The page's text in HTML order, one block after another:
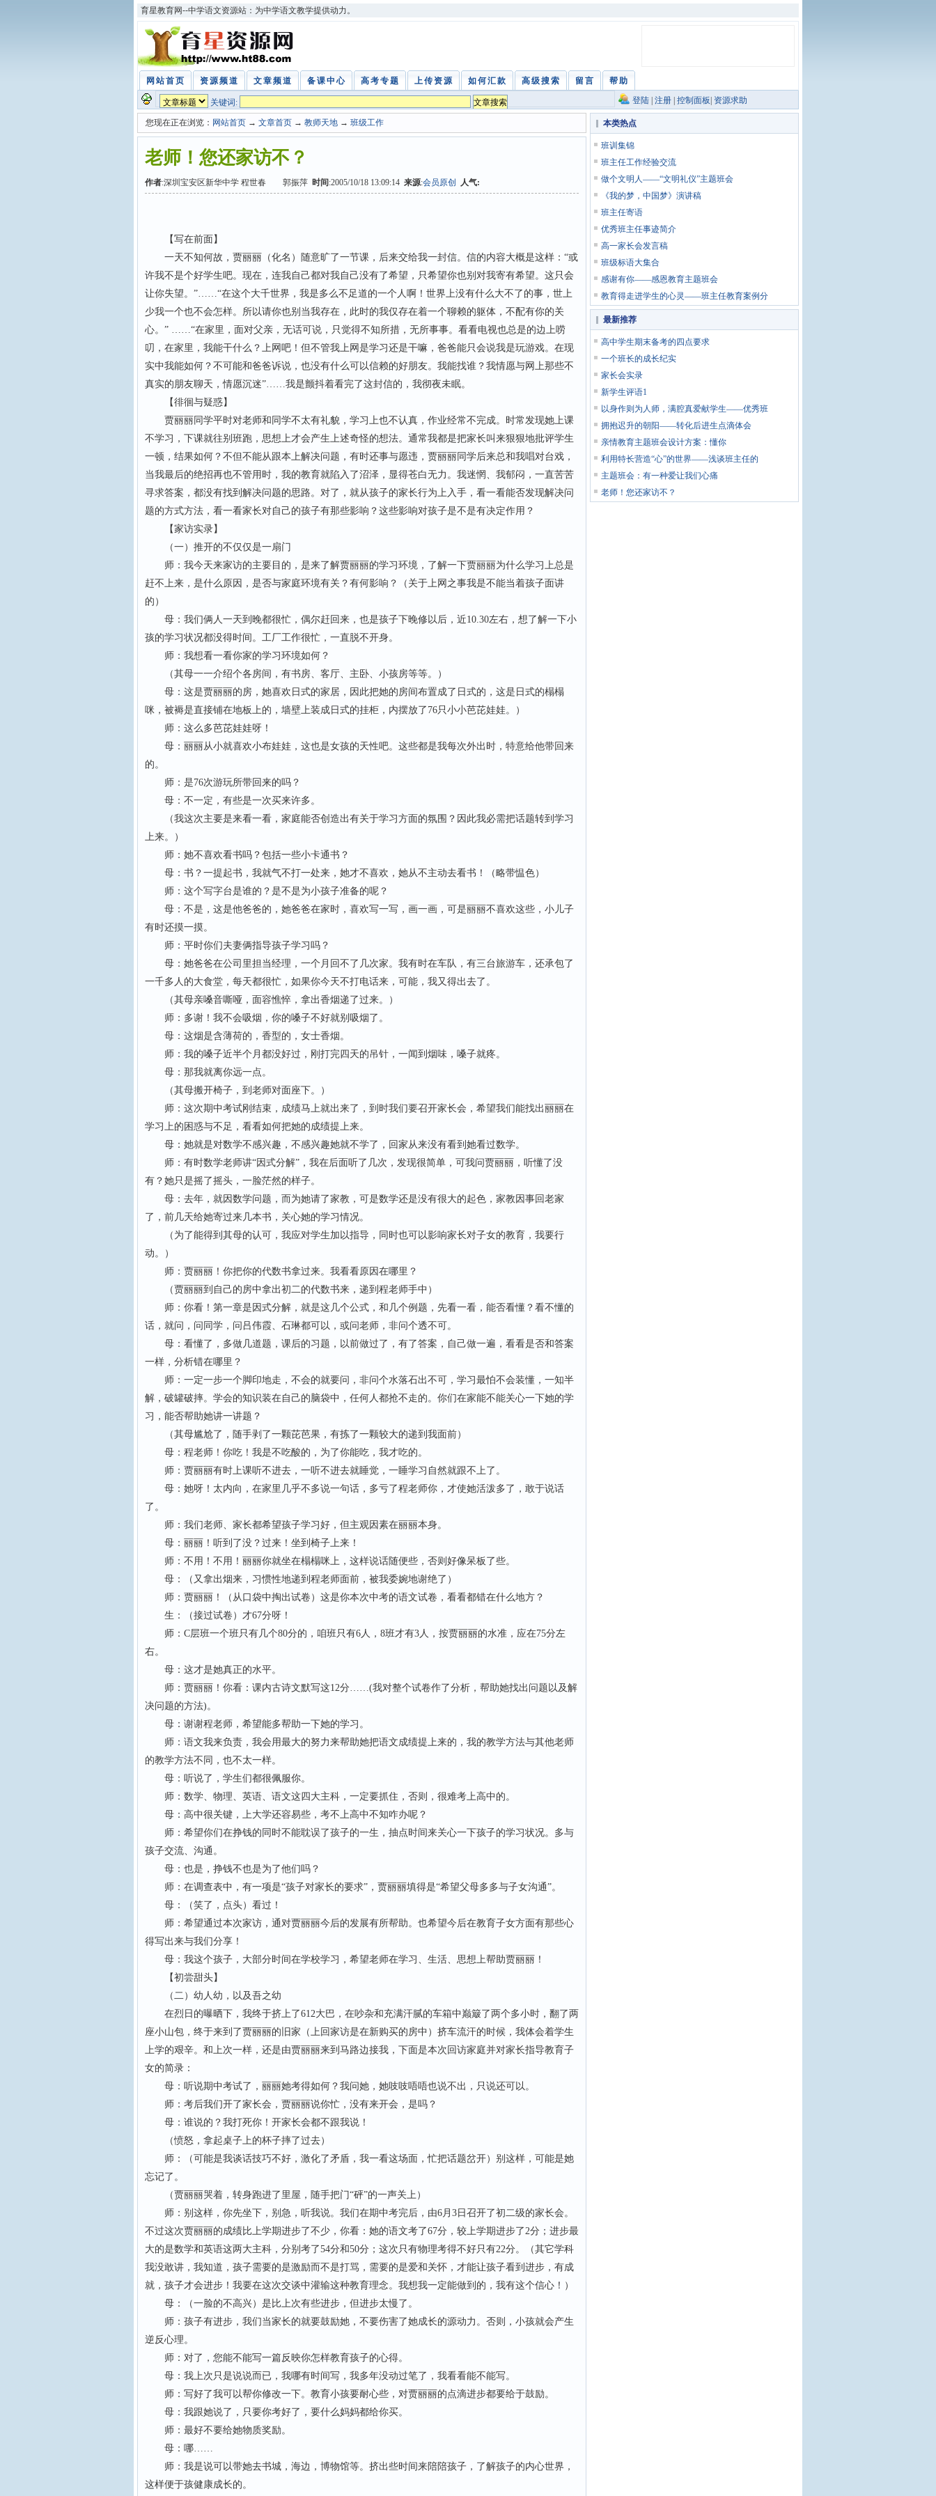
育星教育网--中学语文资源站：为中学语文教学提供动力。
网站首页 资源频道 文章频道 备课中心 高考专题 上传资源 如何汇款 高级搜索 留言 帮助
关键词: 登陆 注册 控制面板 资源求助
您现在正在浏览： 网站首页 → 文章首页 → 教师天地 → 班级工作
老师！您还家访不？
作者:深圳宝安区新华中学 程世春 郭振萍 时间 :2005/10/18 13:09:14 来源:会员原创 人气:
【写在前面】
一天不知何故，贾丽丽（化名）随意旷了一节课，后来交给我一封信。信的内容大概是这样：“或
许我不是个好学生吧。现在，连我自己都对我自己没有了希望，只希望你也别对我寄有希望。这只会
让你失望。”……“在这个大千世界，我是多么不足道的一个人啊！世界上没有什么大不了的事，世上
少我一个也不会怎样。所以请你也别当我存在，此时的我仅存在着一个聊赖的躯体，不配有你的关
心。” ……“在家里，面对父亲，无话可说，只觉得不知所措，无所事事。看看电视也总是的边上唠
叨，在家里，我能干什么？上网吧！但不管我上网是学习还是干嘛，爸爸能只会说我是玩游戏。在现
实中我能如何？不可能和爸爸诉说，也没有什么可以信赖的好朋友。我能找谁？我情愿与网上那些不
真实的朋友聊天，情愿沉迷”……我是颤抖着看完了这封信的，我彻夜未眠。
【徘徊与疑惑】
贾丽丽同学平时对老师和同学不太有礼貌，学习上也不认真，作业经常不完成。时常发现她上课
不学习，下课就往别班跑，思想上才会产生上述奇怪的想法。通常我都是把家长叫来狠狠地批评学生
一顿，结果如何？不但不能从跟本上解决问题，有时还事与愿违，贾丽丽同学后来总和我唱对台戏，
当我最后的绝招再也不管用时，我的教育就陷入了沼泽，显得苍白无力。我迷惘、我郁闷，一直苦苦
寻求答案，都没有找到解决问题的思路。对了，就从孩子的家长行为上入手，看一看能否发现解决问
题的方式方法，看一看家长对自己的孩子有那些影响？这些影响对孩子是不是有决定作用？
【家访实录】
（一）推开的不仅仅是一扇门
师：我今天来家访的主要目的，是来了解贾丽丽的学习环境，了解一下贾丽丽为什么学习上总是
赶不上来，是什么原因，是否与家庭环境有关？有何影响？（关于上网之事我是不能当着孩子面讲
的）
母：我们俩人一天到晚都很忙，偶尔赶回来，也是孩子下晚修以后，近10.30左右，想了解一下小
孩的学习状况都没得时间。工厂工作很忙，一直脱不开身。
师：我想看一看你家的学习环境如何？
（其母一一介绍个各房间，有书房、客厅、主卧、小孩房等等。）
母：这是贾丽丽的房，她喜欢日式的家居，因此把她的房间布置成了日式的，这是日式的榻榻
咪，被褥是直接铺在地板上的，墙壁上装成日式的挂柜，内摆放了76只小小芭芘娃娃。）
师：这么多芭芘娃娃呀！
母：丽丽从小就喜欢小布娃娃，这也是女孩的天性吧。这些都是我每次外出时，特意给他带回来
的。
师：是76次游玩所带回来的吗？
母：不一定，有些是一次买来许多。
（我这次主要是来看一看，家庭能否创造出有关于学习方面的氛围？因此我必需把话题转到学习
上来。）
师：她不喜欢看书吗？包括一些小卡通书？
母：书？一提起书，我就气不打一处来，她才不喜欢，她从不主动去看书！（略带愠色）
师：这个写字台是谁的？是不是为小孩子准备的呢？
母：不是，这是他爸爸的，她爸爸在家时，喜欢写一写，画一画，可是丽丽不喜欢这些，小儿子
有时还摸一摸。
师：平时你们夫妻俩指导孩子学习吗？
母：她爸爸在公司里担当经理，一个月回不了几次家。我有时在车队，有三台旅游车，还承包了
一千多人的大食堂，每天都很忙，如果你今天不打电话来，可能，我又得出去了。
（其母亲嗓音嘶哑，面容憔悴，拿出香烟递了过来。）
师：多谢！我不会吸烟，你的嗓子不好就别吸烟了。
母：这烟是含薄荷的，香型的，女士香烟。
师：我的嗓子近半个月都没好过，刚打完四天的吊针，一闻到烟味，嗓子就疼。
母：那我就离你远一点。
（其母搬开椅子，到老师对面座下。）
师：这次期中考试刚结束，成绩马上就出来了，到时我们要召开家长会，希望我们能找出丽丽在
学习上的困惑与不足，看看如何把她的成绩提上来。
母：她就是对数学不感兴趣，不感兴趣她就不学了，回家从来没有看到她看过数学。
师：有时数学老师讲“因式分解”，我在后面听了几次，发现很简单，可我问贾丽丽，听懂了没
有？她只是摇了摇头，一脸茫然的样子。
母：去年，就因数学问题，而为她请了家教，可是数学还是没有很大的起色，家教因事回老家
了，前几天给她寄过来几本书，关心她的学习情况。
（为了能得到其母的认可，我应对学生加以指导，同时也可以影响家长对子女的教育，我要行
动。）
师：贾丽丽！你把你的代数书拿过来。我看看原因在哪里？
（贾丽丽到自己的房中拿出初二的代数书来，递到程老师手中）
师：你看！第一章是因式分解，就是这几个公式，和几个例题，先看一看，能否看懂？看不懂的
话，就问，问同学，问吕伟霞、石琳都可以，或问老师，非问个透不可。
母：看懂了，多做几道题，课后的习题，以前做过了，有了答案，自己做一遍，看看是否和答案
一样，分析错在哪里？
师：一定一步一个脚印地走，不会的就要问，非问个水落石出不可，学习最怕不会装懂，一知半
解，破罐破摔。学会的知识装在自己的脑袋中，任何人都抢不走的。你们在家能不能关心一下她的学
习，能否帮助她讲一讲题？
（其母尴尬了，随手剥了一颗芘芭果，有拣了一颗较大的递到我面前）
母：程老师！你吃！我是不吃酸的，为了你能吃，我才吃的。
师：贾丽丽有时上课听不进去，一听不进去就睡觉，一睡学习自然就跟不上了。
母：她呀！太内向，在家里几乎不多说一句话，多亏了程老师你，才使她活泼多了，敢于说话
了。
师：我们老师、家长都希望孩子学习好，但主观因素在丽丽本身。
母：丽丽！听到了没？过来！坐到椅子上来！
师：不用！不用！丽丽你就坐在榻榻咪上，这样说话随便些，否则好像呆板了些。
母：（又拿出烟来，习惯性地递到程老师面前，被我委婉地谢绝了）
师：贾丽丽！（从口袋中掏出试卷）这是你本次中考的语文试卷，看看都错在什么地方？
生：（接过试卷）才67分呀！
师：C层班一个班只有几个80分的，咱班只有6人，8班才有3人，按贾丽丽的水准，应在75分左
右。
母：这才是她真正的水平。
师：贾丽丽！你看：课内古诗文默写这12分……(我对整个试卷作了分析，帮助她找出问题以及解
决问题的方法)。
母：谢谢程老师，希望能多帮助一下她的学习。
师：语文我来负责，我会用最大的努力来帮助她把语文成绩提上来的，我的教学方法与其他老师
的教学方法不同，也不太一样。
母：听说了，学生们都很佩服你。
师：数学、物理、英语、语文这四大主科，一定要抓住，否则，很难考上高中的。
母：高中很关键，上大学还容易些，考不上高中不知咋办呢？
师：希望你们在挣钱的同时不能耽误了孩子的一生，抽点时间来关心一下孩子的学习状况。多与
孩子交流、沟通。
母：也是，挣钱不也是为了他们吗？
师：在调查表中，有一项是“孩子对家长的要求”，贾丽丽填得是“希望父母多多与子女沟通”。
母：（笑了，点头）看过！
师：希望通过本次家访，通对贾丽丽今后的发展有所帮助。也希望今后在教育子女方面有那些心
得写出来与我们分享！
母：我这个孩子，大部分时间在学校学习，希望老师在学习、生活、思想上帮助贾丽丽！
【初尝甜头】
（二）幼人幼，以及吾之幼
在烈日的曝晒下，我终于挤上了612大巴，在吵杂和充满汗腻的车箱中巅簸了两个多小时，翻了两
座小山包，终于来到了贾丽丽的旧家（上回家访是在新购买的房中）挤车流汗的时候，我体会着学生
上学的艰辛。和上次一样，还是由贾丽丽来到马路边接我，下面是本次回访家庭并对家长指导教育子
女的简录：
母：听说期中考试了，丽丽她考得如何？我问她，她吱吱唔唔也说不出，只说还可以。
师：考后我们开了家长会，贾丽丽说你忙，没有来开会，是吗？
母：谁说的？我打死你！开家长会都不跟我说！
（愤怒，拿起桌子上的杯子摔了过去）
师：（可能是我谈话技巧不好，激化了矛盾，我一看这场面，忙把话题岔开）别这样，可能是她
忘记了。
（贾丽丽哭着，转身跑进了里屋，随手把门“砰”的一声关上）
师：别这样，你先坐下，别急，听我说。我们在期中考完后，由6月3日召开了初二级的家长会。
不过这次贾丽丽的成绩比上学期进步了不少，你看：她的语文考了67分，较上学期进步了2分；进步最
大的是数学和英语这两大主科，分别考了54分和50分；这次只有物理考得不好只有22分。（其它学科
我没敢讲，我知道，孩子需要的是激励而不是打骂，需要的是爱和关怀，才能让孩子看到进步，有成
就，孩子才会进步！我要在这次交谈中灌输这种教育理念。我想我一定能做到的，我有这个信心！）
母：（一脸的不高兴）是比上次有些进步，但进步太慢了。
师：孩子有进步，我们当家长的就要鼓励她，不要伤害了她成长的源动力。否则，小孩就会产生
逆反心理。
师：对了，您能不能写一篇反映你怎样教育孩子的心得。
母：我上次只是说说而已，我哪有时间写，我多年没动过笔了，我看看能不能写。
师：写好了我可以帮你修改一下。教育小孩要耐心些，对贾丽丽的点滴进步都要给于鼓励。
母：我跟她说了，只要你考好了，要什么妈妈都给你买。
师：最好不要给她物质奖励。
母：哪……
师：我是说可以带她去书城，海边，博物馆等。挤出些时间来陪陪孩子，了解孩子的内心世界，
这样便于孩健康成长的。
本类热点
班训集锦
班主任工作经验交流
做个文明人——“文明礼仪”主题班会
《我的梦，中国梦》演讲稿
班主任寄语
优秀班主任事迹简介
高一家长会发言稿
班级标语大集合
感谢有你——感恩教育主题班会
教育得走进学生的心灵——班主任教育案例分
最新推荐
高中学生期末备考的四点要求
一个班长的成长纪实
家长会实录
新学生评语1
以身作则为人师，满腔真爱献学生——优秀班
拥抱迟升的朝阳——转化后进生点滴体会
亲情教育主题班会设计方案：懂你
利用特长营造“心”的世界——浅谈班主任的
主题班会：有一种爱让我们心痛
老师！您还家访不？